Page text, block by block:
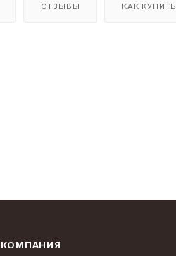
ОТЗЫВЫ КАК КУПИТЬ
КОМПАНИЯ